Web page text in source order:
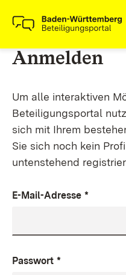
Anmelden
Um alle interaktiven
Beteiligungsportal
sich mit Ihrem
Sie sich noch kein
untenstehend
E-Mail-Adresse *
Passwort *